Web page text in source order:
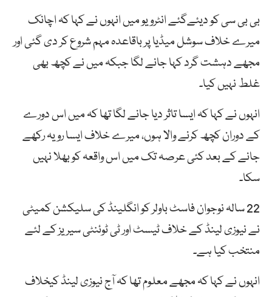
بی بی سی کو دیئےگئے انٹرویو میں انہوں نے کہا کہ اچانک
میرے خلاف سوشل میڈیا پر باقاعدہ مہم شروع کر دی گئی اور
مجھے دہشت گرد کہا جانے لگا جبکہ میں نے کچھ بھی
غلط نہیں کیا۔
انہوں نے کہا کہ ایسا تاثر دیا جانے لگا تھا کہ میں اس دورے
کے دوران کچھ کرنے والا ہوں، میرے خلاف ایسا رویہ رکھے
جانے کے بعد کئی عرصہ تک میں اس واقعہ کو بھلا نہیں
سکا۔
22 سالہ نوجوان فاسٹ باولر کو انگلینڈ کی سلیکشن کمیٹی
نے نیوزی لینڈ کے خلاف ٹیسٹ اور ٹی ٹوئنٹی سیریز کے لئے
منتخب کیا ہے۔
انہوں نے کہا کہ مجھے معلوم تھا کہ آج نیوزی لینڈ کیخلاف